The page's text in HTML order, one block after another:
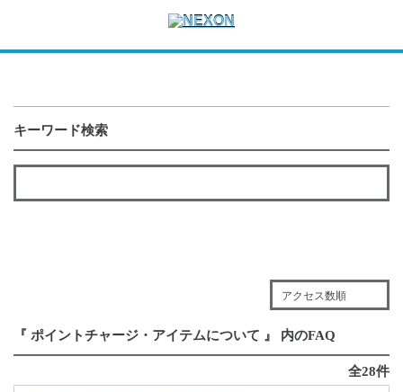
キーワード検索
アクセス数順
『 ポイントチャージ・アイテムについて 』 内のFAQ
全28件